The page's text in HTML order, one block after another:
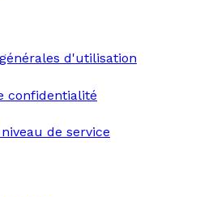
d'utilisation
confidentialité
de service